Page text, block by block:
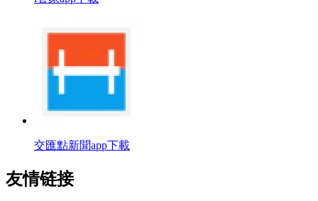
交匯點新聞app下載
友情链接